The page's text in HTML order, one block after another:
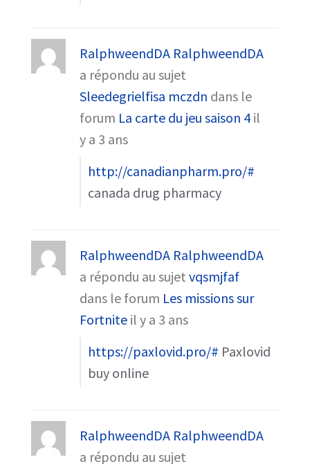
RalphweendDA RalphweendDA
a répondu au sujet
Sleedegrielfisa mczdn dans le
forum La carte du jeu saison 4 il
y a 3 ans
http://canadianpharm.pro/#
canada drug pharmacy
RalphweendDA RalphweendDA
a répondu au sujetvqsmjfaf
dans le forum Les missions sur
Fortnite il y a 3 ans
https://paxlovid.pro/# Paxlovid
buy online
RalphweendDA RalphweendDA
a répondu au sujet